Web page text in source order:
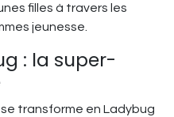
filles à travers les
jeunesse.
: la super-
transforme en Ladybug